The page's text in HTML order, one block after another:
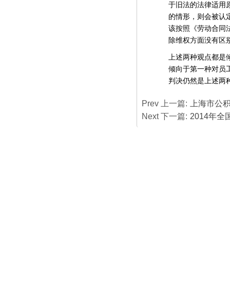
于旧法的法律适用
的情形，则会被认
该按照《劳动合同
除维权方面没有区
上述两种观点都
倾向于第一种对员
判决仍然是上述两
Prev 上一篇:
上海市公
Next 下一篇: 2014年全